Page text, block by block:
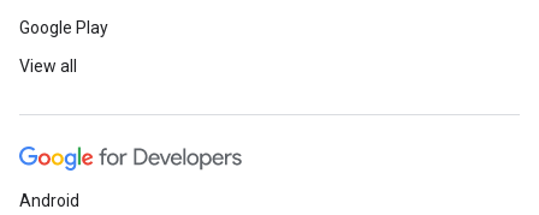
Google Play
View all
Android